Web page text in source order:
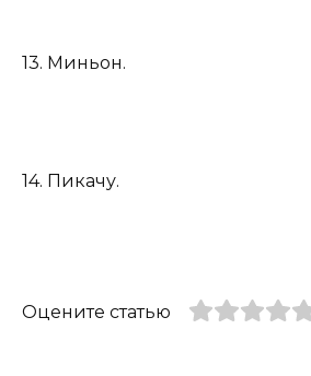
13. Миньон.
14. Пикачу.
Оцените статью